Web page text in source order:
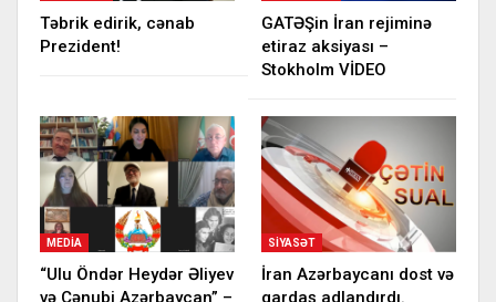
Təbrik edirik, cənab
Prezident!
GATƏŞin İran rejiminə
etiraz aksiyası –
Stokholm VİDEO
MEDIA
“Ulu Öndər Heydər Əliyev
SIYASƏT
İran Azərbaycanı dost və